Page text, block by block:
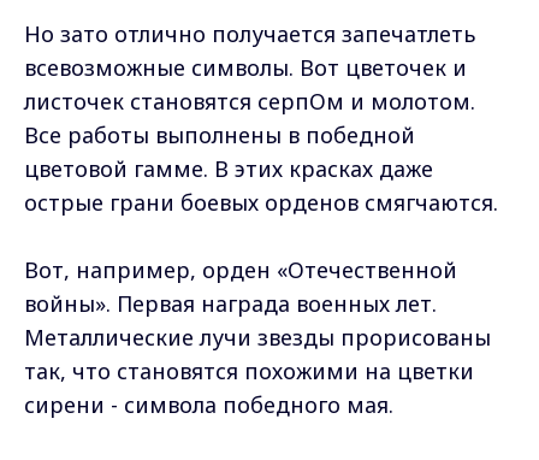
Но зато отлично получается запечатлеть
всевозможные символы. Вот цветочек и
листочек становятся серпОм и молотом.
Все работы выполнены в победной
цветовой гамме. В этих красках даже
острые грани боевых орденов смягчаются.
Вот, например, орден «Отечественной
войны». Первая награда военных лет.
Металлические лучи звезды прорисованы
так, что становятся похожими на цветки
сирени - символа победного мая.